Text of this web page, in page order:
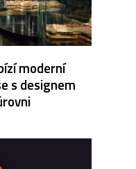
moderní
s designem